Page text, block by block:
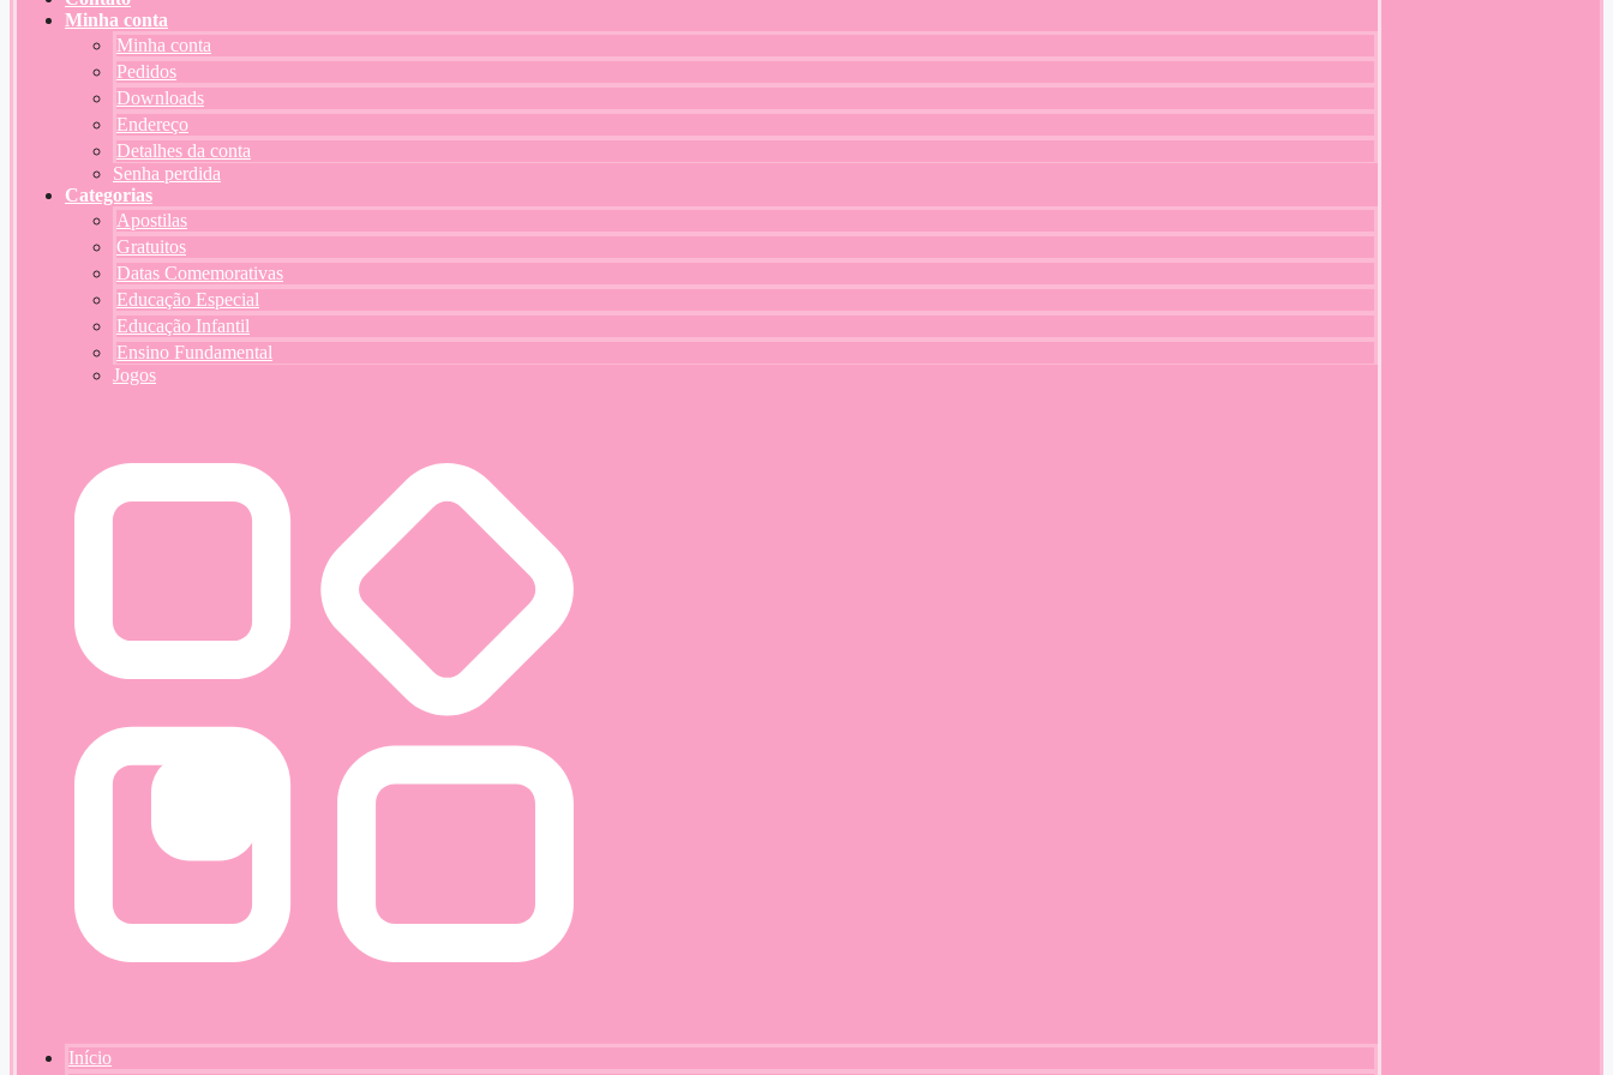
Minha conta
Minha conta
Pedidos
Downloads
Endereço
Detalhes da conta
Senha perdida
Categorias
Apostilas
Gratuitos
Datas Comemorativas
Educação Especial
Educação Infantil
Ensino Fundamental
Jogos
Início